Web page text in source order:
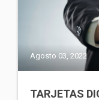
Agosto 03, 2022
TARJETAS